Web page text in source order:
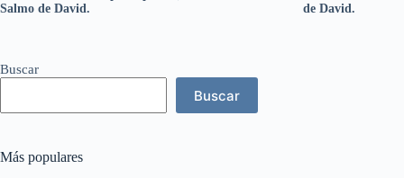
de David.
Salmo de David.
Buscar
Buscar
Más populares